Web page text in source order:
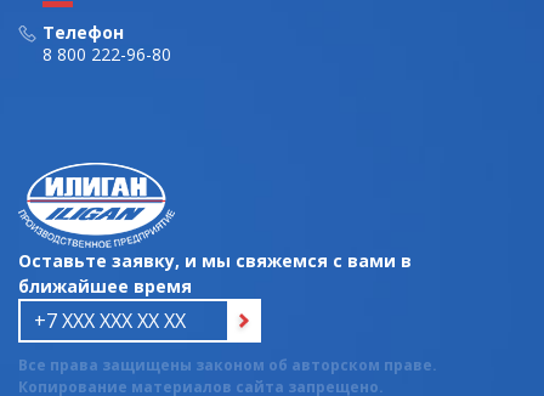
Телефон
8 800 222-96-80
Оставьте заявку, и мы свяжемся с вами в
ближайшее время
Все права защищены законом об авторском праве.
Копирование материалов сайта запрещено.